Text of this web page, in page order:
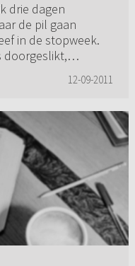
drie dagen
de pil gaan
in de stopweek.
doorgeslikt,
12-09-2011